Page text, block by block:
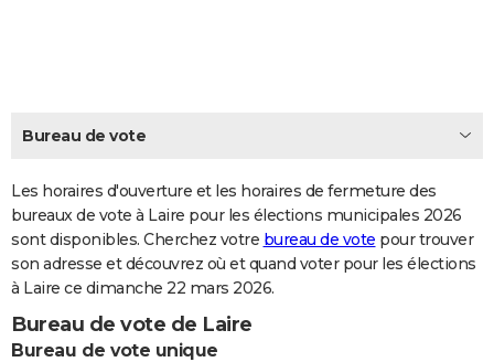
Carte de Noël
Carte Bonne année
Carte Saint-Valentin
Carte Pâques
Carte d'anniversaire
DICTIONNAIRE
Dictionnaire
Biographies
Citations
Expressions
Proverbes
PROGRAMME TV
COPAINS D'AVANT
S'inscrire
Se connecter
Lycées
Collèges
Primaires
Universités
Entreprises
Service militaire
Avis de recherche
AVIS DE DÉCÈS
Bureau de vote
Les horaires d'ouverture et les horaires de fermeture des
bureaux de vote à Laire pour les élections municipales 2026
sont disponibles. Cherchez votre bureau de vote pour trouver
son adresse et découvrez où et quand voter pour les élections
à Laire ce dimanche 22 mars 2026.
Bureau de vote de Laire
Bureau de vote unique